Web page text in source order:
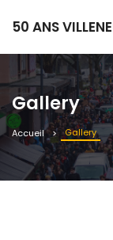
50 ANS
Gallery
Accueil Gallery